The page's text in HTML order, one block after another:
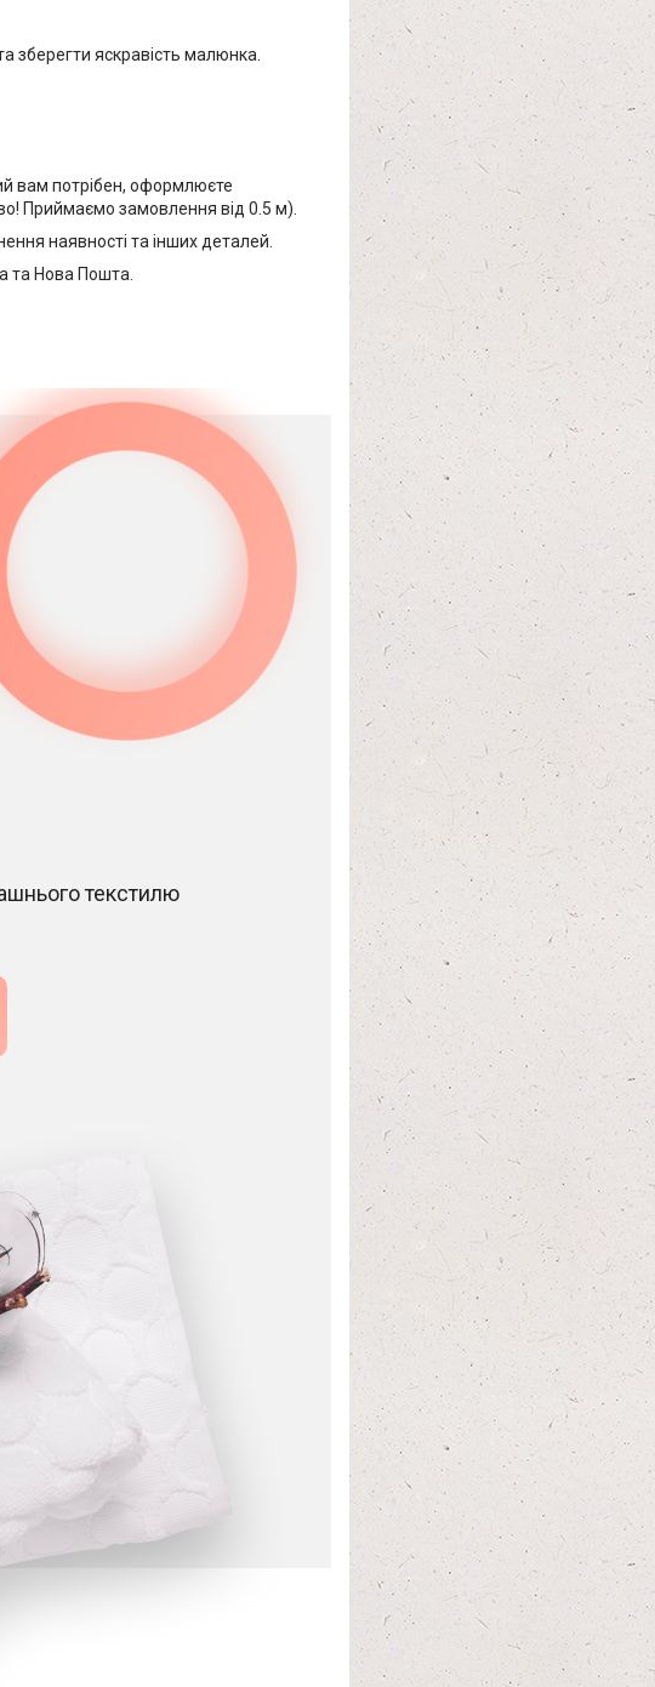
зберегти яскравість малюнка.
вам потрібен, оформлюєте
Приймаємо замовлення від 0.5 м).
наявності та інших деталей.
та Нова Пошта.
текстилю